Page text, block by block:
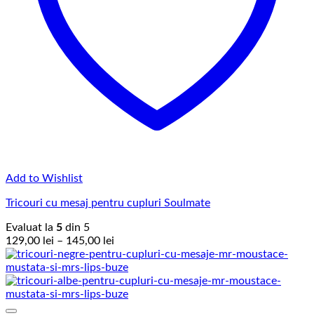
Add to Wishlist
Tricouri cu mesaj pentru cupluri Soulmate
Evaluat la 5 din 5
129,00 lei – 145,00 lei
de
prețuri:
129,00 lei
până